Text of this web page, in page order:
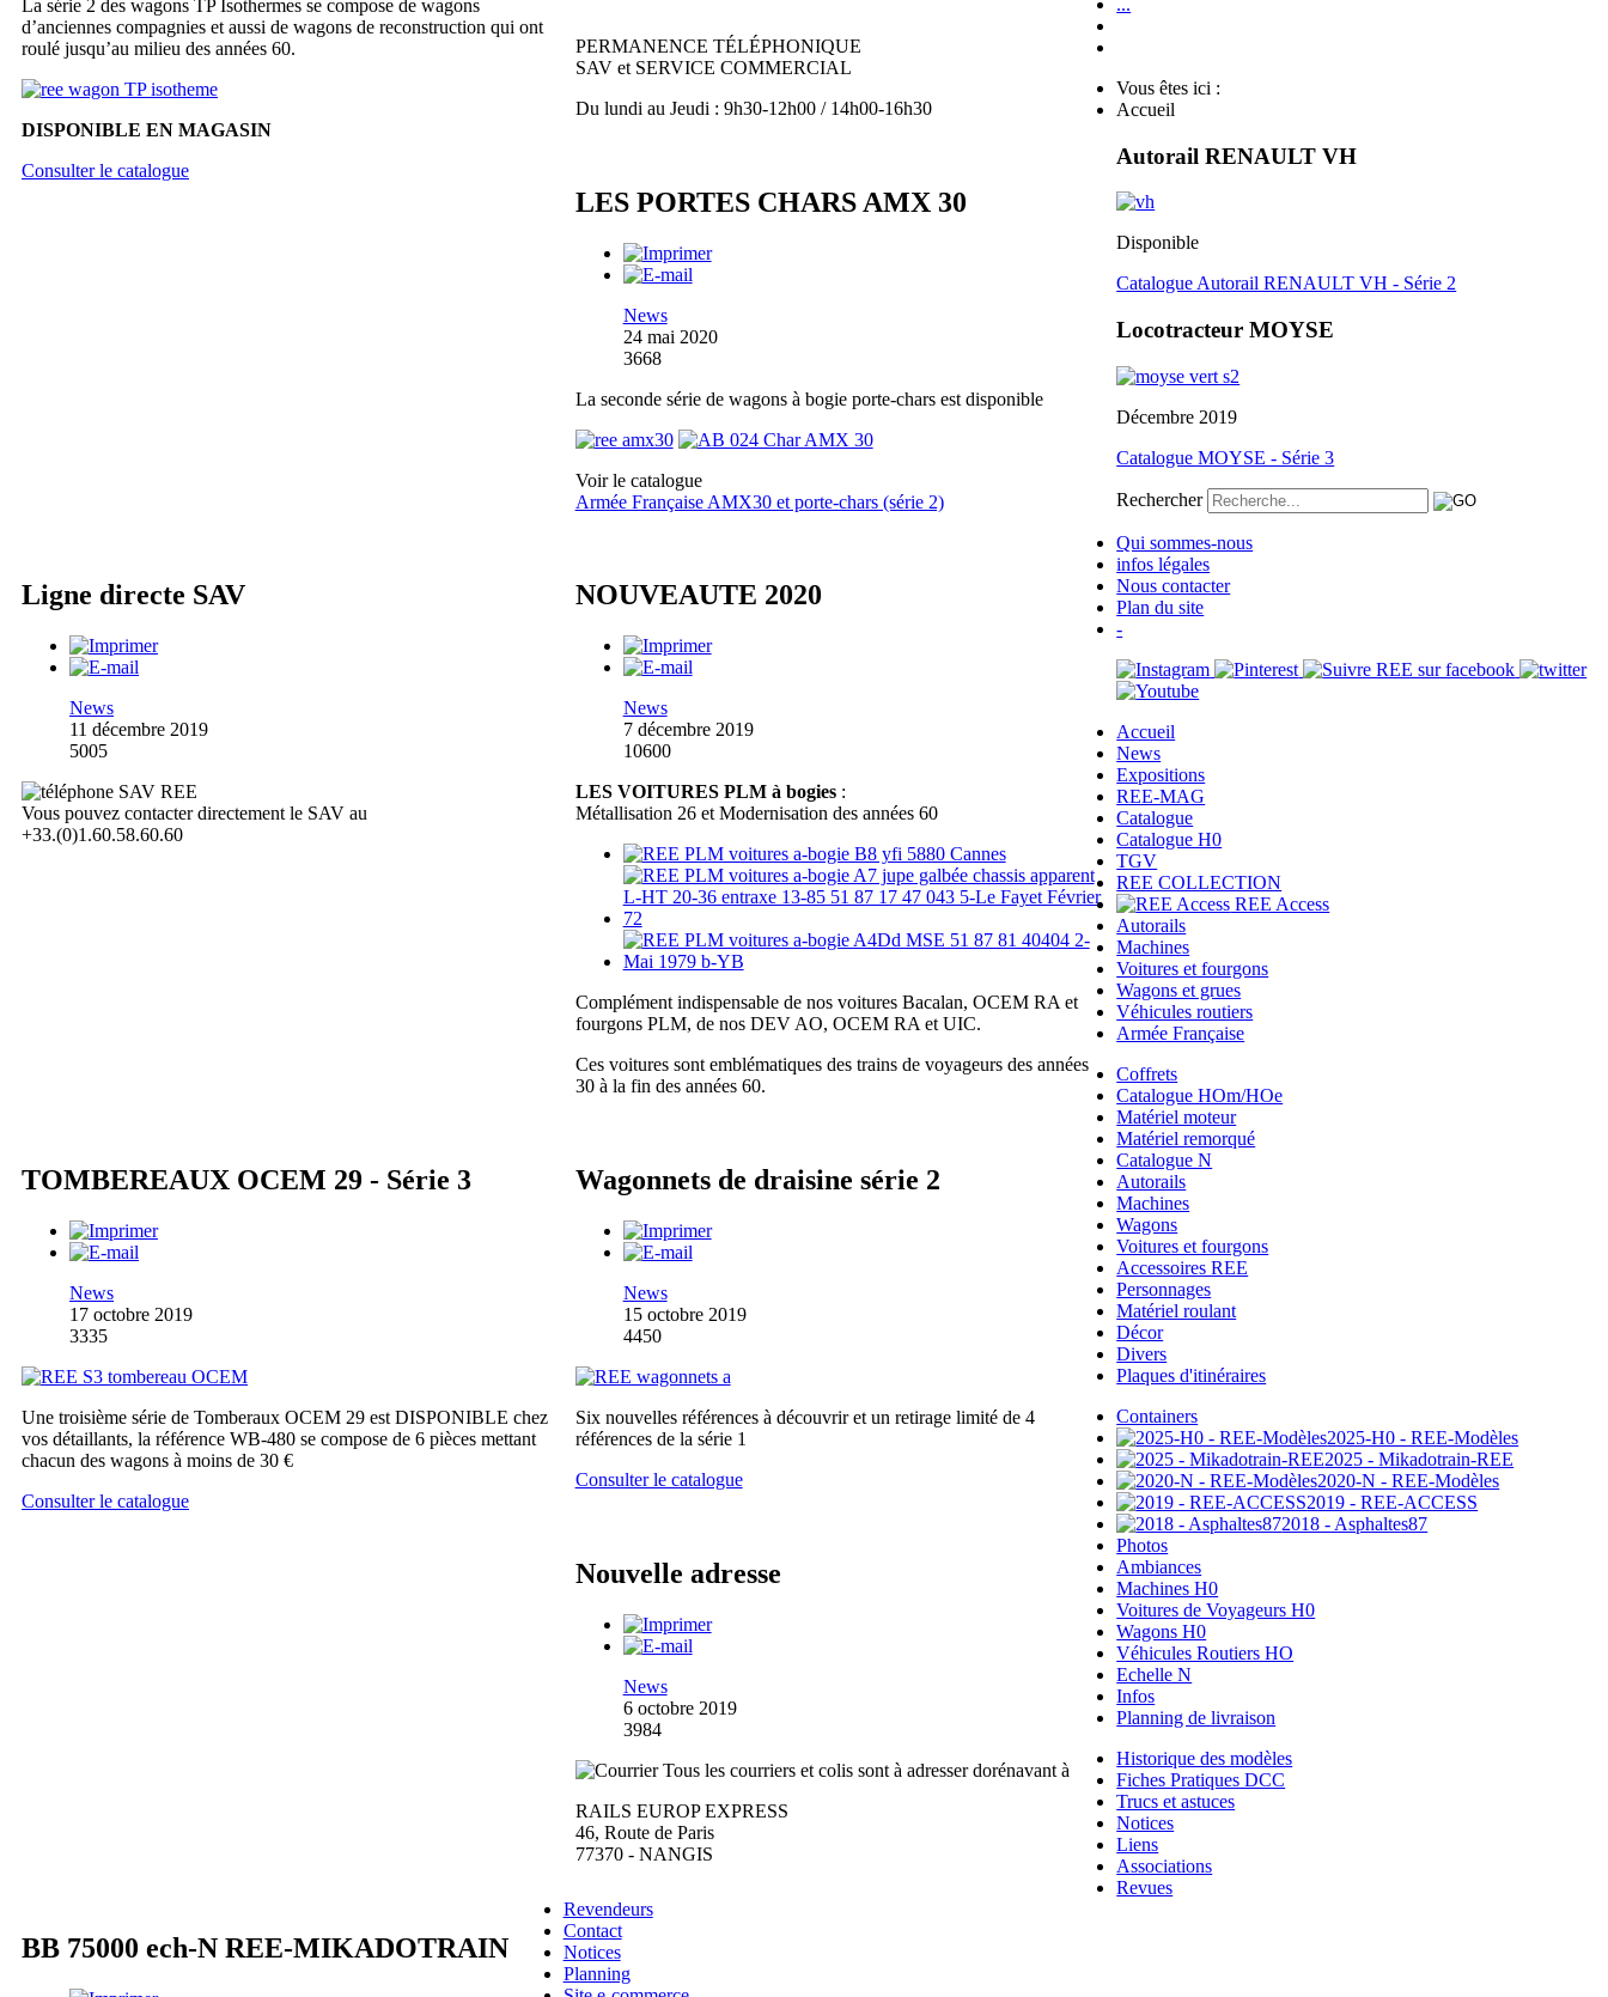
La série 2 des wagons TP Isothermes se compose de wagons
d’anciennes compagnies et aussi de wagons de reconstruction qui ont
roulé jusqu’au milieu des années 60.
DISPONIBLE EN MAGASIN
Consulter le catalogue
PERMANENCE TÉLÉPHONIQUE
SAV et SERVICE COMMERCIAL
Du lundi au Jeudi : 9h30-12h00 / 14h00-16h30
LES PORTES CHARS AMX 30
News
24 mai 2020
3668
La seconde série de wagons à bogie porte-chars est disponible
Voir le catalogue
Armée Française AMX30 et porte-chars (série 2)
Ligne directe SAV
News
11 décembre 2019
5005
Vous pouvez contacter directement le SAV au
+33.(0)1.60.58.60.60
NOUVEAUTE 2020
News
7 décembre 2019
10600
LES VOITURES PLM à bogies:
Métallisation 26 et Modernisation des années 60
Complément indispensable de nos voitures Bacalan, OCEM RA et
fourgons PLM, de nos DEV AO, OCEM RA et UIC.
Ces voitures sont emblématiques des trains de voyageurs des années
30 à la fin des années 60.
TOMBEREAUX OCEM 29 - Série 3
News
17 octobre 2019
3335
Une troisième série de Tomberaux OCEM 29 est DISPONIBLE chez
vos détaillants, la référence WB-480 se compose de 6 pièces mettant
chacun des wagons à moins de 30 €
Consulter le catalogue
Wagonnets de draisine série 2
News
15 octobre 2019
4450
Six nouvelles références à découvrir et un retirage limité de 4
références de la série 1
Consulter le catalogue
Nouvelle adresse
News
6 octobre 2019
3984
Tous les courriers et colis sont à adresser dorénavant à
RAILS EUROP EXPRESS
46, Route de Paris
77370 - NANGIS
BB 75000 ech-N REE-MIKADOTRAIN
Vous êtes ici :
Accueil
Autorail RENAULT VH
Disponible
Catalogue Autorail RENAULT VH - Série 2
Locotracteur MOYSE
Décembre 2019
Catalogue MOYSE - Série 3
Rechercher
Qui sommes-nous
infos légales
Nous contacter
Plan du site
-
Accueil
News
Expositions
REE-MAG
Catalogue
Catalogue H0
TGV
REE COLLECTION
REE Access
Autorails
Machines
Voitures et fourgons
Wagons et grues
Véhicules routiers
Armée Française
Coffrets
Catalogue HOm/HOe
Matériel moteur
Matériel remorqué
Catalogue N
Autorails
Machines
Wagons
Voitures et fourgons
Accessoires REE
Personnages
Matériel roulant
Décor
Divers
Plaques d'itinéraires
Containers
2025-H0 - REE-Modèles
2025 - Mikadotrain-REE
2020-N - REE-Modèles
2019 - REE-ACCESS
2018 - Asphaltes87
Photos
Ambiances
Machines H0
Voitures de Voyageurs H0
Wagons H0
Véhicules Routiers HO
Echelle N
Infos
Planning de livraison
Historique des modèles
Fiches Pratiques DCC
Trucs et astuces
Notices
Liens
Associations
Revues
Revendeurs
Contact
Notices
Planning